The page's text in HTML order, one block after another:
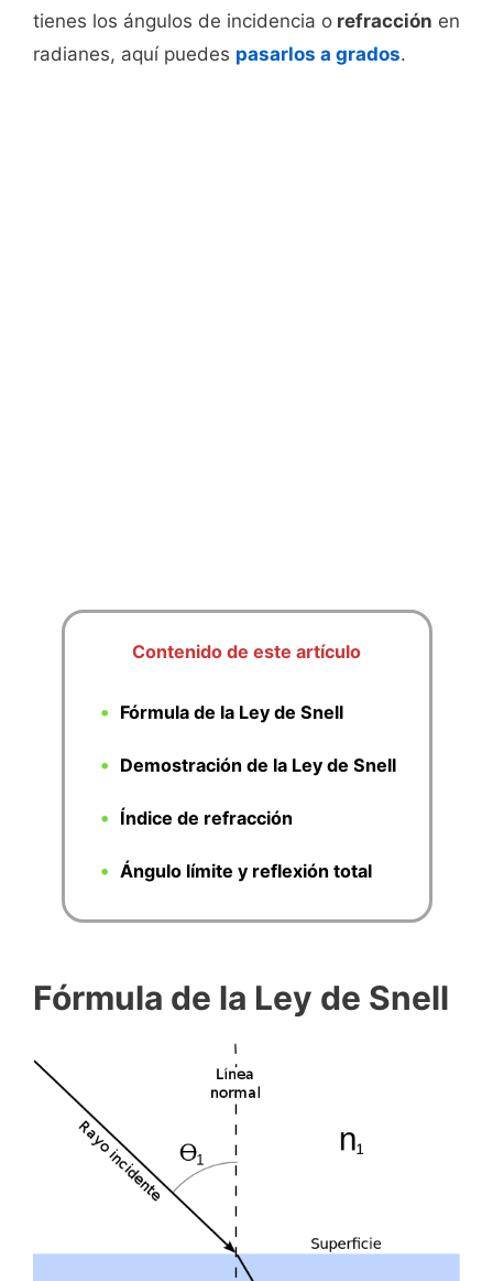
tienes los ángulos de incidencia o refracción en
radianes, aquí puedes pasarlos a grados.
Contenido de este artículo
Fórmula de la Ley de Snell
Demostración de la Ley de Snell
Índice de refracción
Ángulo límite y reflexión total
Fórmula de la Ley de Snell